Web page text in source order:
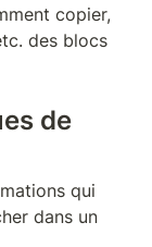
copier,
des blocs
de
qui
dans un